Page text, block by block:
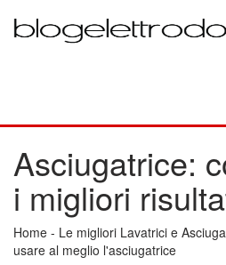
Asciugatrice:
i migliori
Home - Le migliori Lavatrici e
usare al meglio l'asciugatrice